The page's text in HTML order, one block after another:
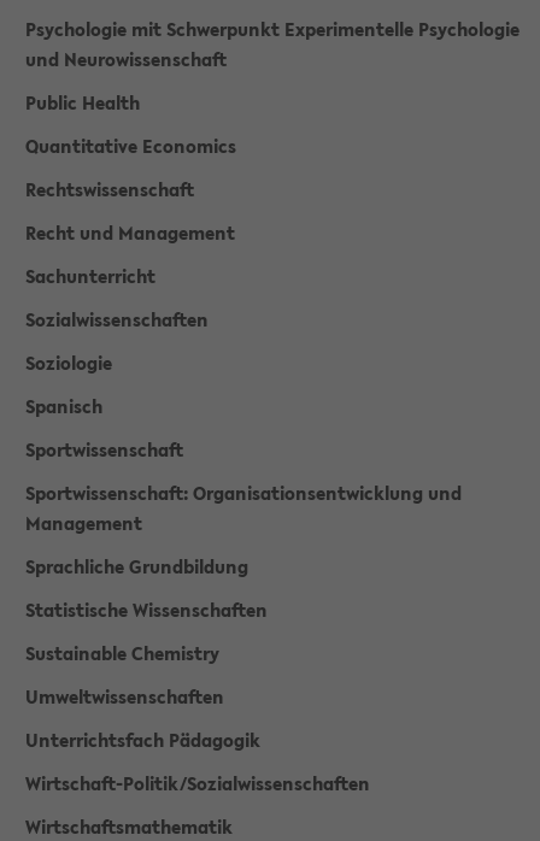
Psychologie mit Schwerpunkt Experimentelle Psychologie
und Neurowissenschaft
Public Health
Quantitative Economics
Rechtswissenschaft
Recht und Management
Sachunterricht
Sozialwissenschaften
Soziologie
Spanisch
Sportwissenschaft
Sportwissenschaft: Organisationsentwicklung und
Management
Sprachliche Grundbildung
Statistische Wissenschaften
Sustainable Chemistry
Umweltwissenschaften
Unterrichtsfach Pädagogik
Wirtschaft-Politik/Sozialwissenschaften
Wirtschaftsmathematik